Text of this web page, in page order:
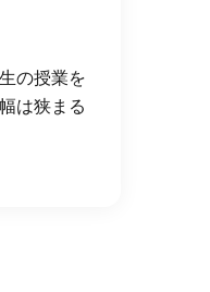
の授業を
は狭まる